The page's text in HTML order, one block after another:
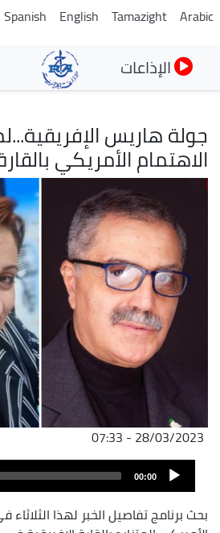
تجاوز
Arabic
Tamazight
English
Spanish
الإذاعات
جولة هاريس
الاهتمام الأمريكي
الصورة
28/03/2023 - 07:33
Audio
Player
00:00
بحث برنامج تفاصيل الخبر لهذا